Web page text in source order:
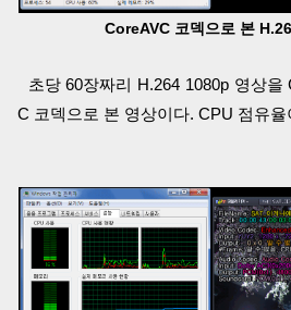
CoreAVC 코덱으로 본
초당 60장짜리 H.264 1080p 영상을
C 코덱으로 본 영상이다. CPU 점유율